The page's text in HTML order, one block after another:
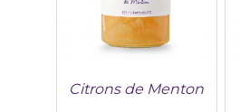
Citrons de Menton